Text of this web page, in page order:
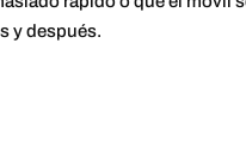
y después.